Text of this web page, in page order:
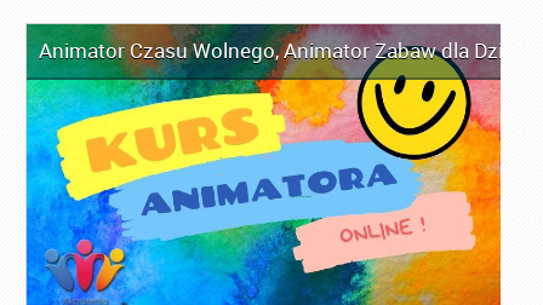
Animator Czasu Wolnego,Animator Zabaw dla Dzieci